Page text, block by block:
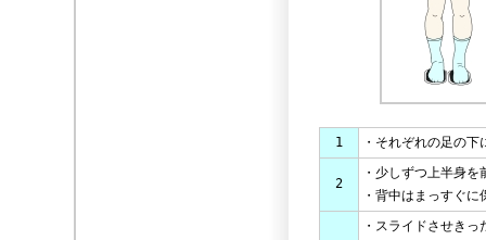
1 ・それぞれの足の
2
・少しずつ上半身
・背中はまっすぐに
・スライドさせき